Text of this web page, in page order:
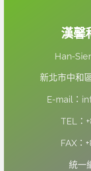
漢馨
Han-
新北市中和
E-mail：
TEL：
FAX：
統一